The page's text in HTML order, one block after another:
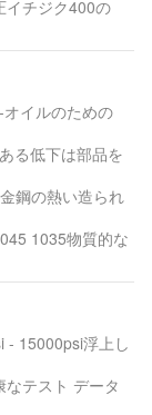
イチジク400の
イルのための
る低下は部品を
鋼の熱い造られ
1035物質的な
- 15000psi浮上し
テスト データ